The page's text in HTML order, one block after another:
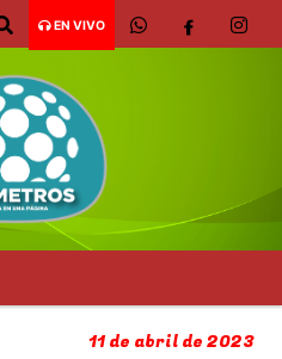
EN VIVO
11 de abril de 2023